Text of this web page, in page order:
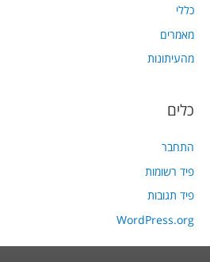
כללי
מאמרים
מהעיתונות
כלים
התחבר
פיד רשומות
פיד תגובות
WordPress.org